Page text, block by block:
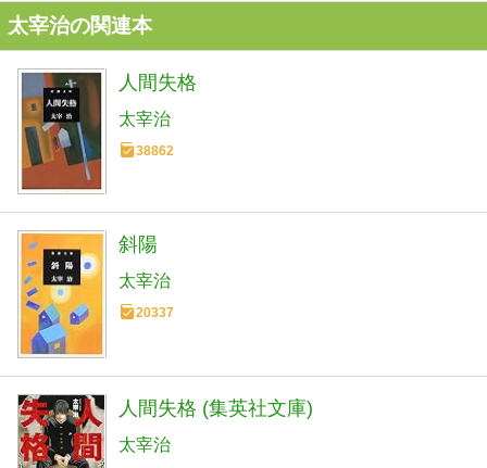
太宰治の関連本
人間失格
太宰治
38862
斜陽
太宰治
20337
人間失格 (集英社文庫)
太宰治